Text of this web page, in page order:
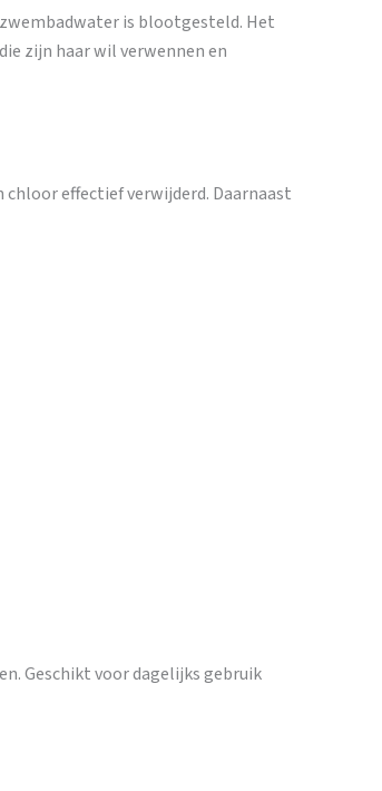
is blootgesteld. Het
zijn haar wil verwennen en
effectief verwijderd. Daarnaast
Geschikt voor dagelijks gebruik